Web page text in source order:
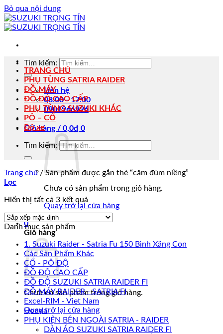
Bỏ qua nội dung
Tìm kiếm:
Liên hệ
08:00 - 17:00
0901966996
Giỏ hàng / 0,0₫ 0
Chưa có sản phẩm trong giỏ hàng.
Quay trở lại cửa hàng
0
Giỏ hàng
Chưa có sản phẩm trong giỏ hàng.
Quay trở lại cửa hàng
TRANG CHỦ
PHỤ TÙNG SATRIA RAIDER
ĐỒ MÁY
ĐỒ ĐỘ CAO CẤP
PHỤ TÙNG SUZUKI KHÁC
PÔ – CỔ
Độ xe
Tìm kiếm:
Trang chủ /Sản phẩm được gắn thẻ “căm đùm niềng”
Lọc
Hiển thị tất cả 3 kết quả
Danh mục sản phẩm
1. Suzuki Raider - Satria Fu 150 Bình Xăng Con
Các Sản Phẩm Khác
CỔ - PÔ ĐỘ
ĐỒ ĐỘ CAO CẤP
ĐỒ ĐỘ SUZUKI SATRIA RAIDER FI
ĐỒ MÁY RAIDER - SATRIA FI
Excel-RIM - Viet Nam
Honda
PHỤ KIỆN BÊN NGOÀI SATRIA - RAIDER
DÀN ÁO SUZUKI SATRIA RAIDER FI